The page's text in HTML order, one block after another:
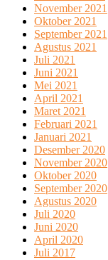
November 2021
Oktober 2021
September 2021
Agustus 2021
Juli 2021
Juni 2021
Mei 2021
April 2021
Maret 2021
Februari 2021
Januari 2021
Desember 2020
November 2020
Oktober 2020
September 2020
Agustus 2020
Juli 2020
Juni 2020
April 2020
Juli 2017